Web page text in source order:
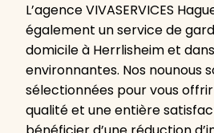
L’agence VIVASERVICES
également un service de
domicile à Herrlisheim et
environnantes. Nos nounous
sélectionnées pour vous
qualité et une entière